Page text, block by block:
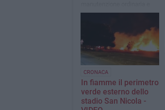
straordinaria del manto
CRONACA
In fiamme il perimetro
verde esterno dello
stadio San Nicola -